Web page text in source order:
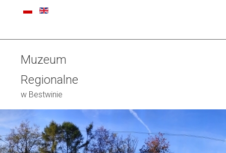
Muzeum
Regionalne
w Bestwinie